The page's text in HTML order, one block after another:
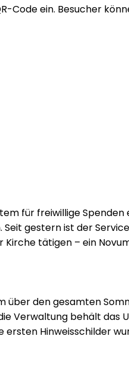
Code ein. Besucher
für freiwillige
gestern ist der
tätigen – ein
über den gesamten
Verwaltung behält das
Hinweisschilder